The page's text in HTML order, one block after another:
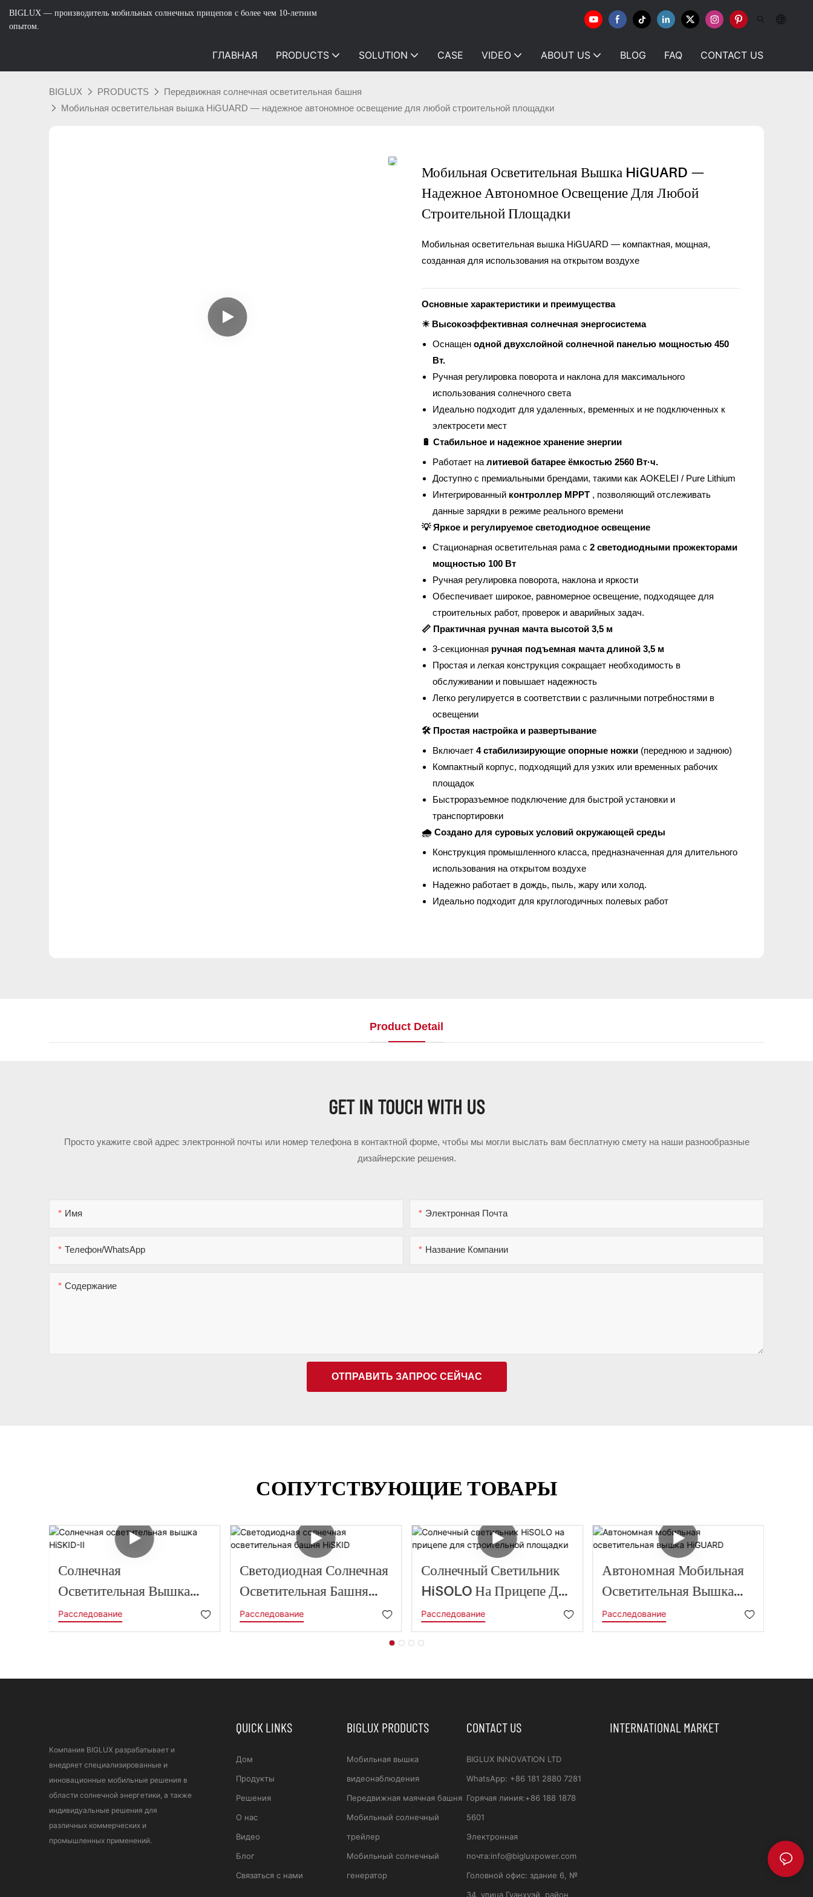
BIGLUX — производитель мобильных солнечных прицепов с более чем 10-летним
опытом.
ГЛАВНАЯ PRODUCTS SOLUTION CASE VIDEO ABOUT US BLOG FAQ CONTACT US
BIGLUX PRODUCTS
Передвижная солнечная осветительная башня
Мобильная осветительная вышка HiGUARD — надежное автономное освещение для любой строительной площадки
Мобильная Осветительная Вышка HiGUARD —
Надежное Автономное Освещение Для Любой
Строительной Площадки
Мобильная осветительная вышка HiGUARD — компактная, мощная,
созданная для использования на открытом воздухе
Основные характеристики и преимущества
☀ Высокоэффективная солнечная энергосистема
Оснащен одной двухслойной солнечной панелью мощностью 450
Вт.
Ручная регулировка поворота и наклона для максимального
использования солнечного света
Идеально подходит для удаленных, временных и не подключенных к
электросети мест
🔋 Стабильное и надежное хранение энергии
Работает на литиевой батарее ёмкостью 2560 Вт·ч.
Доступно с премиальными брендами, такими как AOKELEI / Pure Lithium
Интегрированный контроллер MPPT , позволяющий отслеживать
данные зарядки в режиме реального времени
💡 Яркое и регулируемое светодиодное освещение
Стационарная осветительная рама с 2 светодиодными прожекторами
мощностью 100 Вт
Ручная регулировка поворота, наклона и яркости
Обеспечивает широкое, равномерное освещение, подходящее для
строительных работ, проверок и аварийных задач.
📏 Практичная ручная мачта высотой 3,5 м
3-секционная ручная подъемная мачта длиной 3,5 м
Простая и легкая конструкция сокращает необходимость в
обслуживании и повышает надежность
Легко регулируется в соответствии с различными потребностями в
освещении
🛠 Простая настройка и развертывание
Включает 4 стабилизирующие опорные ножки (переднюю и заднюю)
Компактный корпус, подходящий для узких или временных рабочих
площадок
Быстроразъемное подключение для быстрой установки и
транспортировки
🌧 Создано для суровых условий окружающей среды
Конструкция промышленного класса, предназначенная для длительного
использования на открытом воздухе
Надежно работает в дождь, пыль, жару или холод.
Идеально подходит для круглогодичных полевых работ
Product Detail
GET IN TOUCH WITH US
Просто укажите свой адрес электронной почты или номер телефона в контактной форме, чтобы мы могли выслать вам бесплатную смету на наши разнообразные
дизайнерские решения.
Имя Электронная Почта
Телефон/WhatsApp Название Компании
Содержание
ОТПРАВИТЬ ЗАПРОС СЕЙЧАС
СОПУТСТВУЮЩИЕ ТОВАРЫ
Солнечная
Осветительная Вышка
HiSKID-II
Расследование
Светодиодная Солнечная
Осветительная Башня
HiSKID
Расследование
Солнечный Светильник
HiSOLO На Прицепе Для
Строительной Площадки
Расследование
Автономная Мобильная
Осветительная Вышка
HiGUARD
Расследование
Компания BIGLUX разрабатывает и
внедряет специализированные и
инновационные мобильные решения в
области солнечной энергетики, а также
индивидуальные решения для
различных коммерческих и
промышленных применений.
QUICK LINKS
Дом
Продукты
Решения
О нас
Видео
Блог
Связаться с нами
BIGLUX PRODUCTS
Мобильная вышка
видеонаблюдения
Передвижная маячная башня
Мобильный солнечный
трейлер
Мобильный солнечный
генератор
CONTACT US
BIGLUX INNOVATION LTD
WhatsApp: +86 181 2880 7281
Горячая линия:+86 188 1878
5601
Электронная
почта:info@bigluxpower.com
Головной офис: здание 6, №
34, улица Гуанхуэй, район
INTERNATIONAL MARKET